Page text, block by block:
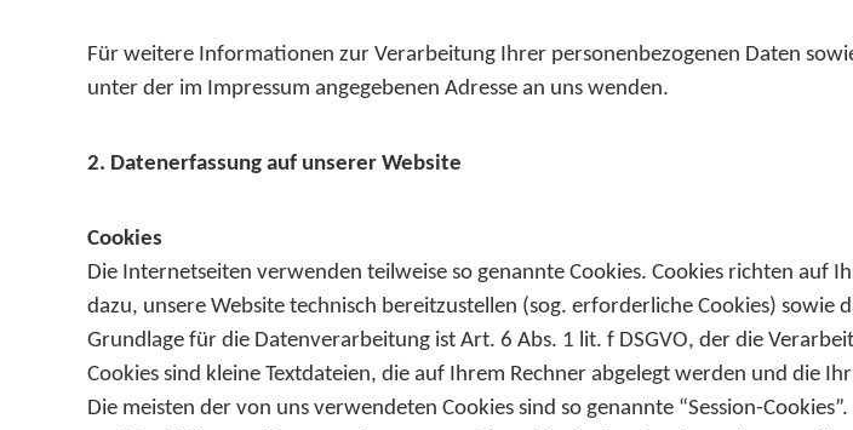
Für weitere Informationen zur Verarbeitung Ihrer personenbezogenen Daten
unter der im Impressum angegebenen Adresse an uns wenden.
2. Datenerfassung auf unserer Website
Cookies
Die Internetseiten verwenden teilweise so genannte Cookies. Cookies richten auf
dazu, unsere Website technisch bereitzustellen (sog. erforderliche Cookies)
Grundlage für die Datenverarbeitung ist Art. 6 Abs. 1 lit. f DSGVO, der die
Cookies sind kleine Textdateien, die auf Ihrem Rechner abgelegt werden und die
Die meisten der von uns verwendeten Cookies sind so genannte “Session-